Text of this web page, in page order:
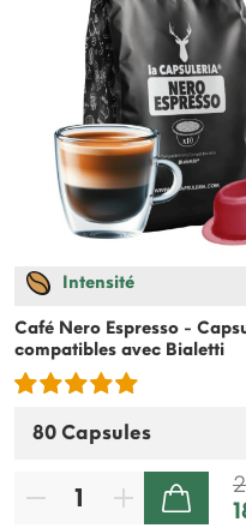
Intensité
Café Nero Espresso -
compatibles avec Bialetti